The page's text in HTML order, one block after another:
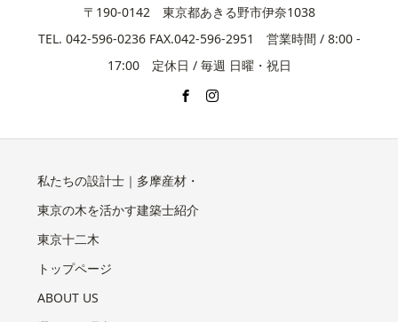
〒190-0142 東京都あきる野市伊奈1038
TEL. 042-596-0236 FAX.042-596-2951 営業時間 / 8:00 -
17:00 定休日 / 毎週 日曜・祝日
私たちの設計士｜多摩産材・
東京の木を活かす建築士紹介
東京十二木
トップページ
ABOUT US